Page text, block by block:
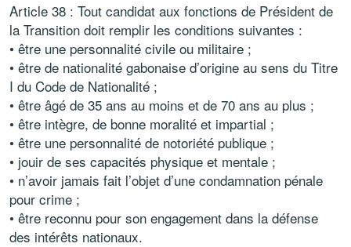
Article 38 : Tout candidat aux fonctions de Président de
la Transition doit remplir les conditions suivantes :
• être une personnalité civile ou militaire ;
• être de nationalité gabonaise d’origine au sens du Titre
I du Code de Nationalité ;
• être âgé de 35 ans au moins et de 70 ans au plus ;
• être intègre, de bonne moralité et impartial ;
• être une personnalité de notoriété publique ;
• jouir de ses capacités physique et mentale ;
• n’avoir jamais fait l’objet d’une condamnation pénale
pour crime ;
• être reconnu pour son engagement dans la défense
des intérêts nationaux.